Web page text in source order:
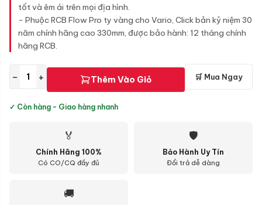
tốt và êm ái trên mọi địa hình.
- Phuộc RCB Flow Pro ty vàng cho Vario, Click bản kỷ niệm 30
năm chính hãng cao 330mm, được bảo hành: 12 tháng chính
hãng RCB.
− + Thêm Vào Giỏ 🛒 Mua Ngay
✓ Còn hàng - Giao hàng nhanh
🏅
Chính Hãng 100%
Có CO/CQ đầy đủ
🛡
Bảo Hành Uy Tín
Đổi trả dễ dàng
🚚